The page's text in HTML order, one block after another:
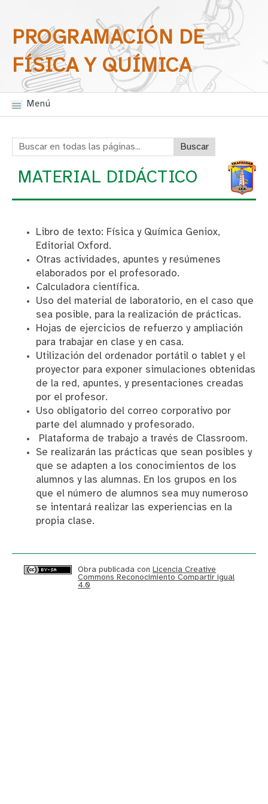
Saltar la navegación
Buscar en todas las
páginas
PROGRAMACIÓN DE
FÍSICA Y QUÍMICA
Menú
Buscar en todas las páginas:
MATERIAL DIDÁCTICO
Libro de texto: Física y Química Geniox,
Editorial Oxford.
Otras actividades, apuntes y resúmenes
elaborados por el profesorado.
Calculadora científica.
Uso del material de laboratorio, en el caso que
sea posible, para la realización de prácticas.
Hojas de ejercicios de refuerzo y ampliación
para trabajar en clase y en casa.
Utilización del ordenador portátil o tablet y el
proyector para exponer simulaciones obtenidas
de la red, apuntes, y presentaciones creadas
por el profesor.
Uso obligatorio del correo corporativo por
parte del alumnado y profesorado.
Plataforma de trabajo a través de Classroom.
Se realizarán las prácticas que sean posibles y
que se adapten a los conocimientos de los
alumnos y las alumnas. En los grupos en los
que el número de alumnos sea muy numeroso
se intentará realizar las experiencias en la
propia clase.
Obra publicada con Licencia Creative
Commons Reconocimiento Compartir igual
4.0